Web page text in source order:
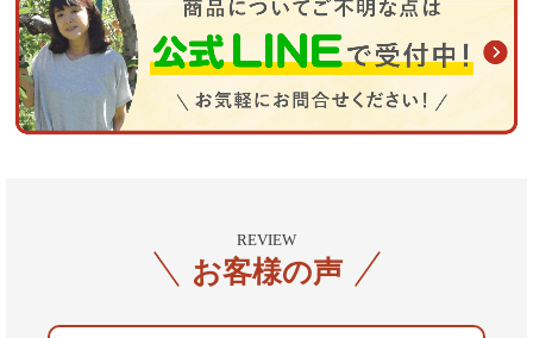
REVIEW
お客様の声